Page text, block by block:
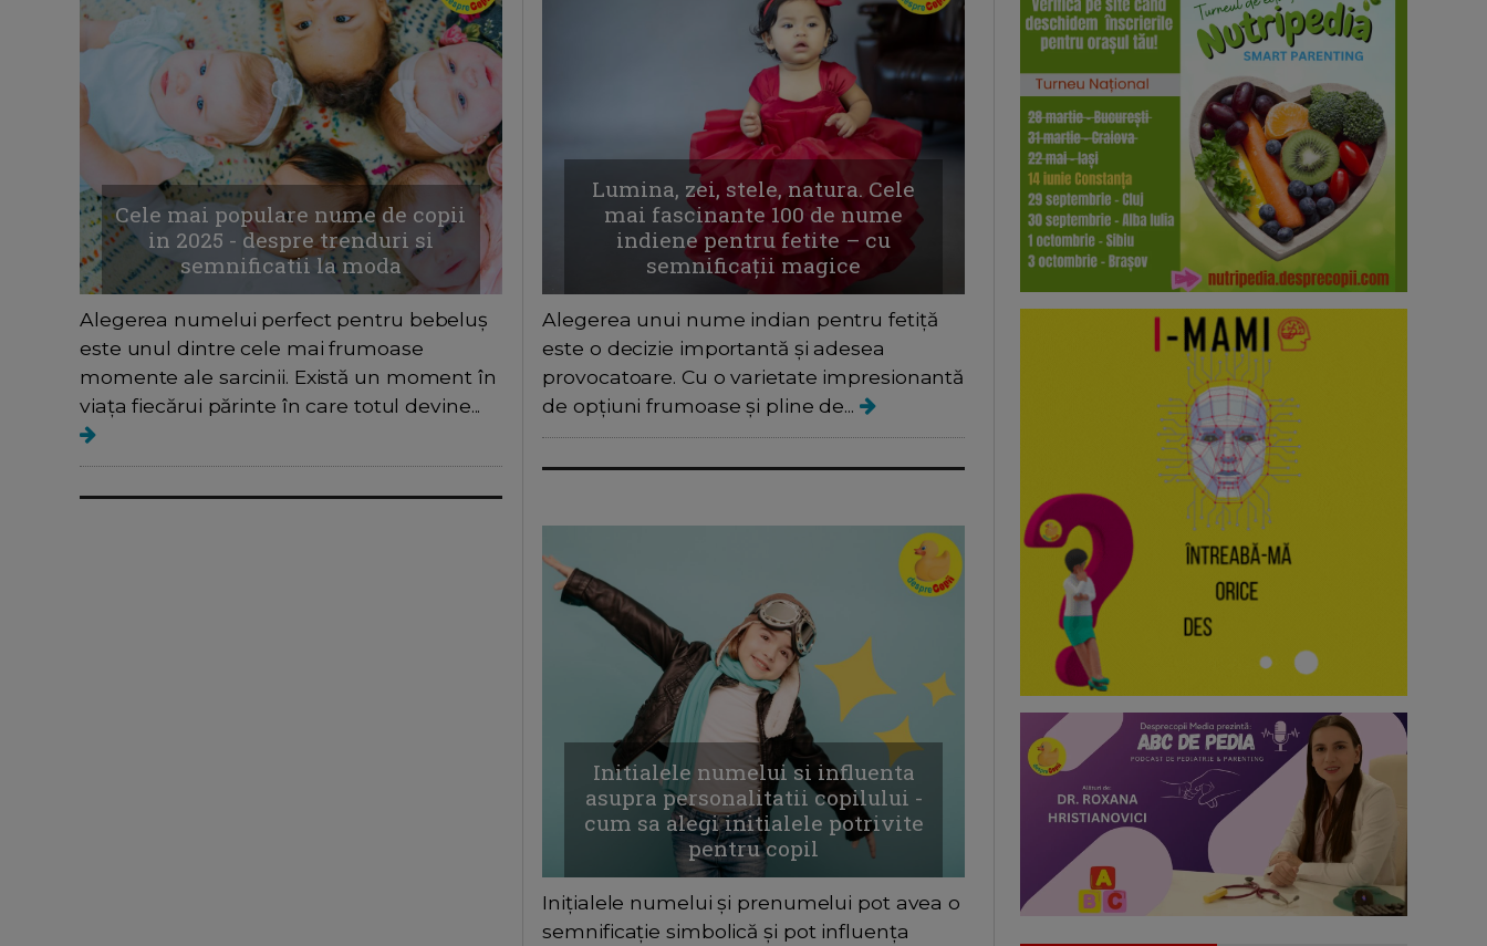
Cele mai populare nume de copii
in 2025 - despre trenduri si
semnificatii la moda
Alegerea numelui perfect pentru bebeluș
este unul dintre cele mai frumoase
momente ale sarcinii. Există un moment în
viața fiecărui părinte în care totul devine...
Lumina, zei, stele, natura. Cele
mai fascinante 100 de nume
indiene pentru fetite – cu
semnificații magice
Alegerea unui nume indian pentru fetiță
este o decizie importantă și adesea
provocatoare. Cu o varietate impresionantă
de opțiuni frumoase și pline de...
Initialele numelui si influenta
asupra personalitatii copilului -
cum sa alegi initialele potrivite
pentru copil
Inițialele numelui și prenumelui pot avea o
semnificație simbolică și pot influența